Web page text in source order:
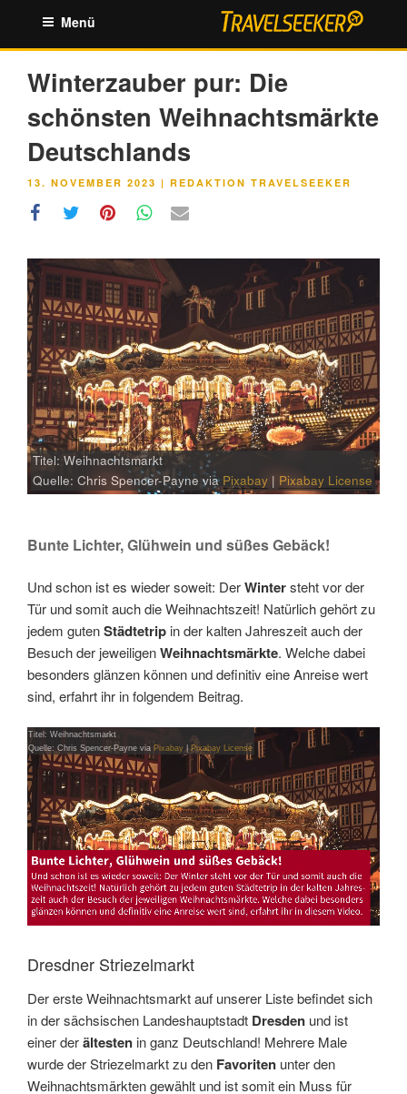
springen
Menü
Winterzauber pur: Die
schönsten Weihnachtsmärkte
Deutschlands
VERÖFFENTLICHT
13. NOVEMBER 2023 | REDAKTION TRAVELSEEKER
Titel: Weihnachtsmarkt
Quelle: Chris Spencer-Payne via Pixabay | Pixabay License
Bunte Lichter, Glühwein und süßes Gebäck!
Und schon ist es wieder soweit: DerWintersteht vor der
Tür und somit auch die Weihnachtszeit! Natürlich gehört zu
jedem gutenStädtetrip in der kalten Jahreszeit auch der
Besuch der jeweiligenWeihnachtsmärkte. Welche dabei
besonders glänzen können und definitiv eine Anreise wert
sind, erfahrt ihr in folgendem Beitrag.
Titel: Weihnachtsmarkt
Quelle: Chris Spencer-Payne viaPixabay |Pixabay License
Link Embed
Dresdner Striezelmarkt
Der erste Weihnachtsmarkt auf unserer Liste befindet sich
in der sächsischen Landeshauptstadt Dresden und ist
einer derältesten in ganz Deutschland! Mehrere Male
wurde der Striezelmarkt zu den Favoriten unter den
Weihnachtsmärkten gewählt und ist somit ein Muss für